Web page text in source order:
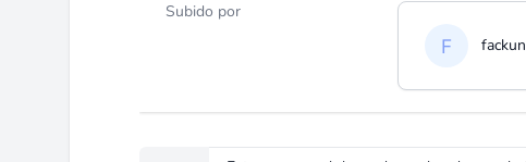
Subido por
fackun